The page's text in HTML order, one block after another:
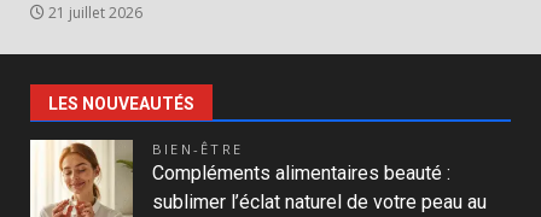
21 juillet 2026
LES NOUVEAUTÉS
BIEN-ÊTRE
Compléments alimentaires beauté :
sublimer l’éclat naturel de votre peau au